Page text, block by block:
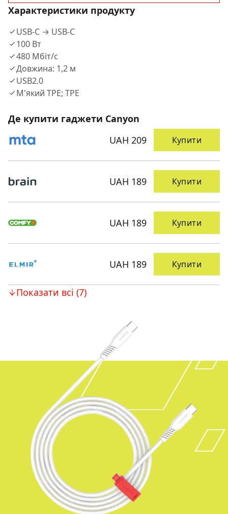
Характеристики продукту
USB-C → USB-C
100 Вт
480 Мбіт/с
Довжина: 1,2 м
USB2.0
М'який TPE; TPE
Де купити гаджети Canyon
UAH 209
Купити
UAH 189 Купити
UAH 189 Купити
UAH 189 Купити
Показати всі (7)